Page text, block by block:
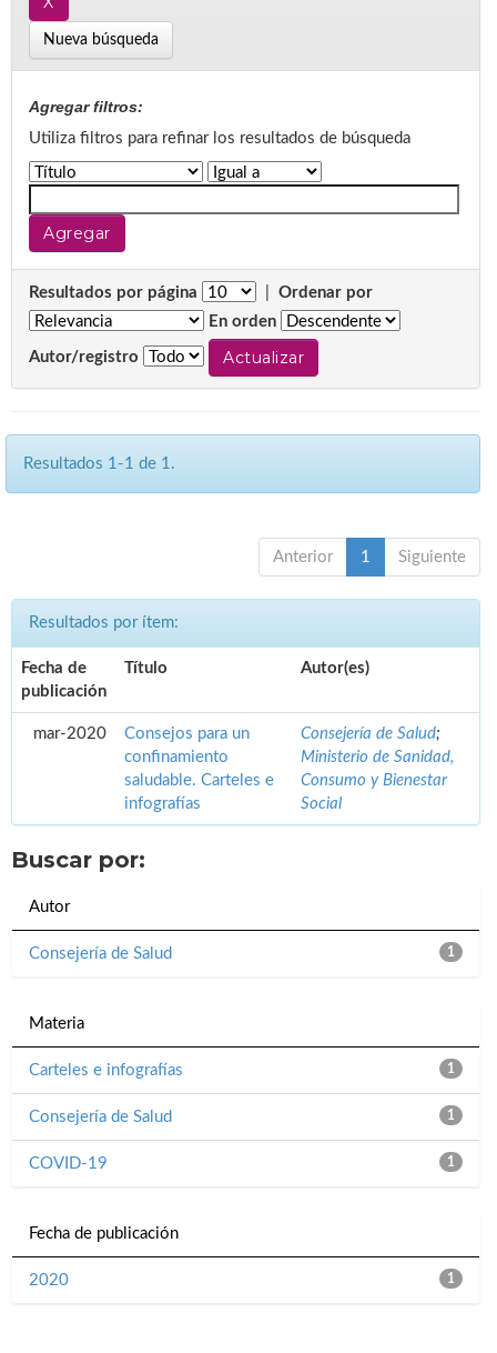
Nueva búsqueda
Agregar filtros:
Utiliza filtros para refinar los resultados de búsqueda
Resultados por página
Ordenar por
En orden
Autor/registro
Resultados 1-1 de 1.
Anterior 1 Siguiente
Resultados por ítem:
Fecha de
publicación
Título Autor(es)
mar-2020
Consejos para un
confinamiento
saludable. Carteles e
infografías
Consejería de Salud;
Ministerio de Sanidad,
Consumo y Bienestar
Social
Buscar por:
Autor
1
Consejería de Salud
Materia
1
Carteles e infografías
1
Consejería de Salud
1
COVID-19
Fecha de publicación
1
2020